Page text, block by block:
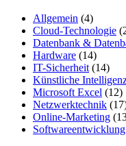
Allgemein (4)
Cloud-Technologie
Datenbank &
Hardware (14)
IT-Sicherheit(14)
Künstliche
Microsoft Excel (12)
Netzwerktechnik
Online-Marketing
Softwareentwicklung